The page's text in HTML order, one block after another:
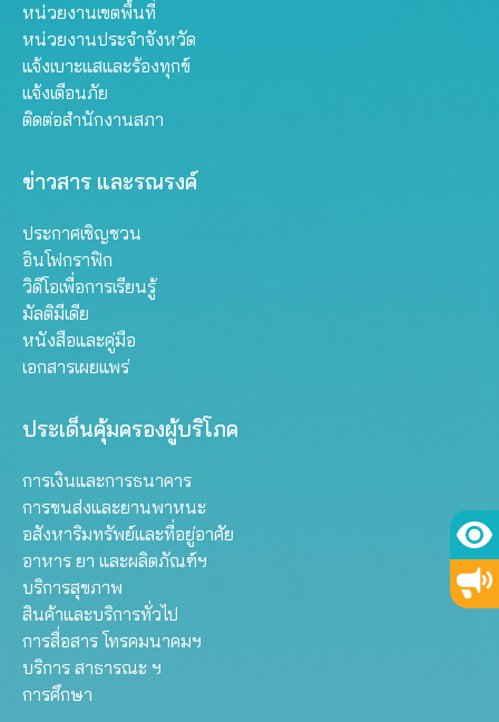
หน่วยงานเขตพื้นที่
หน่วยงานประจำจังหวัด
แจ้งเบาะแสและร้องทุกข์
แจ้งเตือนภัย
ติดต่อสำนักงานสภา
ข่าวสาร และรณรงค์
ประกาศเชิญชวน
อินโฟกราฟิก
วิดีโอเพื่อการเรียนรู้
มัลติมีเดีย
หนังสือและคู่มือ
เอกสารเผยแพร่
ประเด็นคุ้มครองผู้บริโภค
การเงินและการธนาคาร
การขนส่งและยานพาหนะ
อสังหาริมทรัพย์และที่อยู่อาศัย
อาหาร ยา และผลิตภัณฑ์ฯ
บริการสุขภาพ
สินค้าและบริการทั่วไป
การสื่อสาร โทรคมนาคมฯ
บริการ สาธารณะ ฯ
การศึกษา